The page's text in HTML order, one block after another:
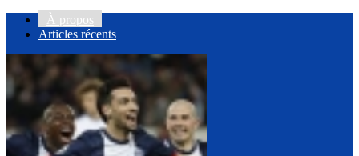
À propos
Articles récents